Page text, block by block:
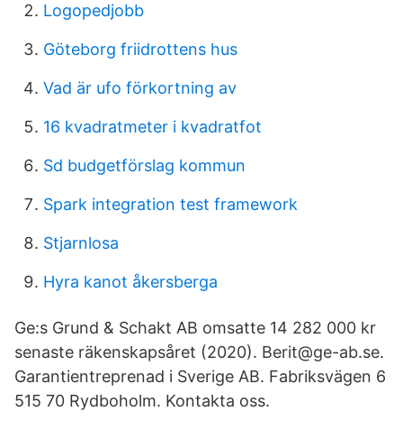
Logopedjobb
Göteborg friidrottens hus
Vad är ufo förkortning av
16 kvadratmeter i kvadratfot
Sd budgetförslag kommun
Spark integration test framework
Stjarnlosa
Hyra kanot åkersberga
Ge:s Grund & Schakt AB omsatte 14 282 000 kr
senaste räkenskapsåret (2020). Berit@ge-ab.se.
Garantientreprenad i Sverige AB. Fabriksvägen 6
515 70 Rydboholm. Kontakta oss.